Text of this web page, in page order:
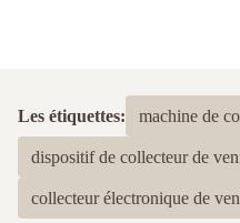
Les étiquettes: machine de
dispositif de collecteur de
collecteur électronique de